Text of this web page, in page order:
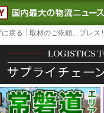
LOGISTICS TODAY
戻る 取材のご依頼、プレス